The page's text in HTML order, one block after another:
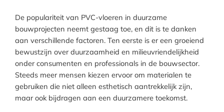
De populariteit van PVC-vloeren in duurzame
bouwprojecten neemt gestaag toe, en dit is te danken
aan verschillende factoren. Ten eerste is er een groeiend
bewustzijn over duurzaamheid en milieuvriendelijkheid
onder consumenten en professionals in de bouwsector.
Steeds meer mensen kiezen ervoor om materialen te
gebruiken die niet alleen esthetisch aantrekkelijk zijn,
maar ook bijdragen aan een duurzamere toekomst.